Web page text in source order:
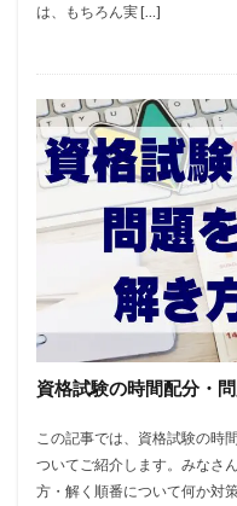
は、もちろん実 […]
資格試験の時間配分・
この記事では、資格試験の時
ついてご紹介します。みなさ
方・解く順番について何か対